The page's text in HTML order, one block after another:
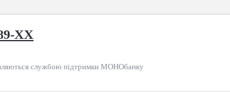
XX
службою підтримки МОНОбанку